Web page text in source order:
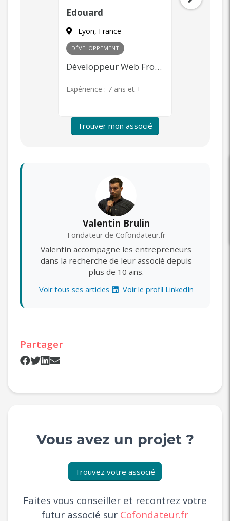
Laurent
Paris, France
MARKETING + 1
Community Management, Content Marketing, Publicité en ligne, Product Management
Expérience : 7 ans et +
Zaya
Trouver mon associé
Valentin Brulin
Fondateur de Cofondateur.fr
Valentin accompagne les entrepreneurs
dans la recherche de leur associé depuis
plus de 10 ans.
Voir tous ses articles Voir le profil LinkedIn
Partager
Vous avez un projet ?
Trouvez votre associé
Faites vous conseiller et recontrez votre
futur associé sur Cofondateur.fr